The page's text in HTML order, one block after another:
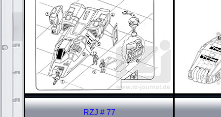
RZJ # 77